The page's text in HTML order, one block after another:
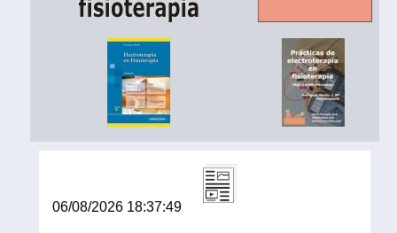
06/08/2026 18:37:49